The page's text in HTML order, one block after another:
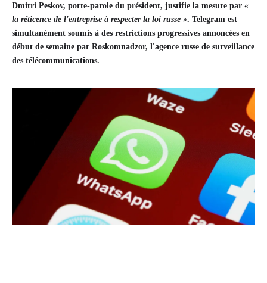
Dmitri Peskov, porte-parole du président, justifie la mesure par «
la réticence de l'entreprise à respecter la loi russe ». Telegram est
simultanément soumis à des restrictions progressives annoncées en
début de semaine par Roskomnadzor, l'agence russe de surveillance
des télécommunications.